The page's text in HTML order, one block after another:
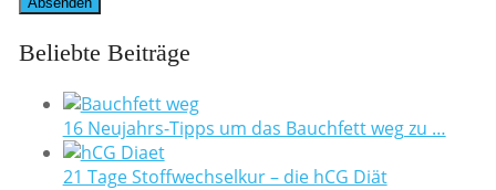
Beliebte Beiträge
16 Neujahrs-Tipps um das Bauchfett weg zu …
21 Tage Stoffwechselkur – die hCG Diät